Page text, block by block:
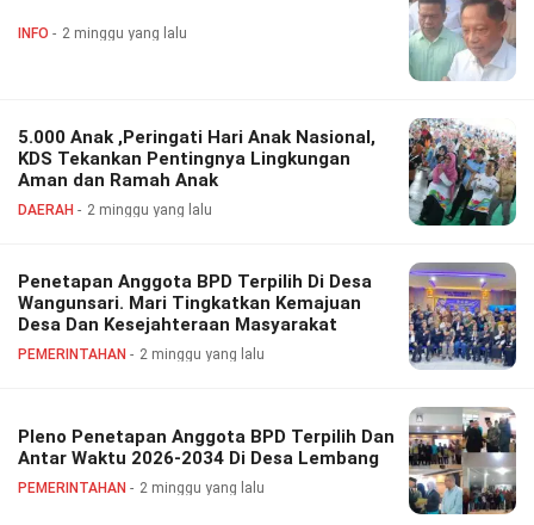
INFO 2 minggu yang lalu
5.000 Anak ,Peringati Hari Anak Nasional,
KDS Tekankan Pentingnya Lingkungan
Aman dan Ramah Anak
DAERAH 2 minggu yang lalu
Penetapan Anggota BPD Terpilih Di Desa
Wangunsari. Mari Tingkatkan Kemajuan
Desa Dan Kesejahteraan Masyarakat
PEMERINTAHAN 2 minggu yang lalu
Pleno Penetapan Anggota BPD Terpilih Dan
Antar Waktu 2026-2034 Di Desa Lembang
PEMERINTAHAN 2 minggu yang lalu